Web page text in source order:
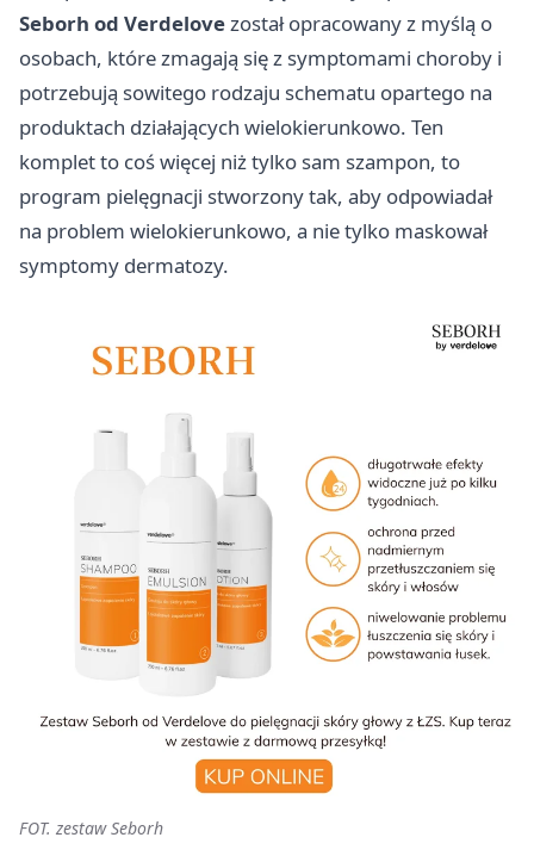
Seborh od Verdelovezostał opracowany z myślą o
osobach, które zmagają się z symptomami choroby i
potrzebują sowitego rodzaju schematu opartego na
produktach działających wielokierunkowo. Ten
komplet to coś więcej niż tylko sam szampon, to
program pielęgnacji stworzony tak, aby odpowiadał
na problem wielokierunkowo, a nie tylko maskował
symptomy dermatozy.
FOT. zestaw Seborh